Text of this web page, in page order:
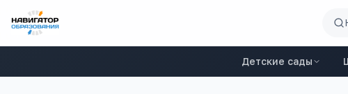
Детские сады